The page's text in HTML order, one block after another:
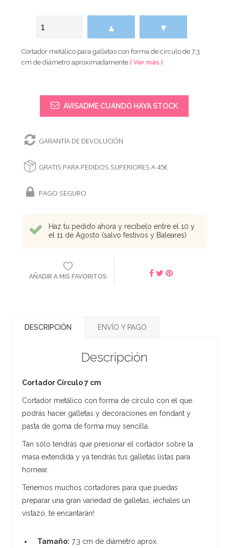
▲ ▼
Cortador metálico para galletas con forma de círculo de 7,3
cm de diámetro aproximadamente( Ver más )
AVISADME CUANDO HAYA STOCK
GARANTÍA DE DEVOLUCIÓN
GRATIS PARA PEDIDOS SUPERIORES A 45€
PAGO SEGURO
Haz tu pedido ahora y recíbelo entre el 10 y
el 11 de Agosto (salvo festivos y Baleares)
AÑADIR A MIS FAVORITOS
DESCRIPCIÓN ENVÍO Y PAGO
Descripción
Cortador Círculo 7 cm
Cortador metálico con forma de círculo con el que
podrás hacer galletas y decoraciones en fondant y
pasta de goma de forma muy sencilla.
Tan sólo tendrás que presionar el cortador sobre la
masa extendida y ya tendrás tus galletas listas para
hornear.
Tenemos muchos cortadores para que puedas
preparar una gran variedad de galletas, ¡échales un
vistazo, te encantarán!
Tamaño: 7,3 cm de diámetro aprox.